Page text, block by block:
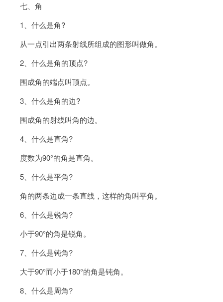
七、角
1、什么是角?
从一点引出两条射线所组成的图形叫做角。
2、什么是角的顶点?
围成角的端点叫顶点。
3、什么是角的边?
围成角的射线叫角的边。
4、什么是直角?
度数为90°的角是直角。
5、什么是平角?
角的两条边成一条直线，这样的角叫平角。
6、什么是锐角?
小于90°的角是锐角。
7、什么是钝角?
大于90°而小于180°的角是钝角。
8、什么是周角?